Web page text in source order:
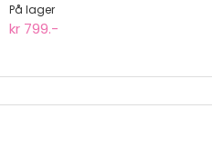
På lager
kr 799.-